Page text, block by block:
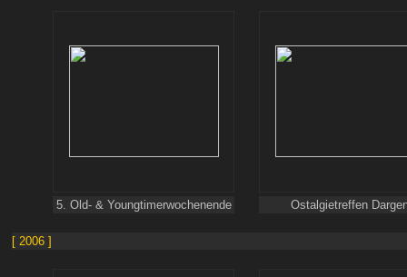
5. Old- & Youngtimerwochenende Ostalgietreffen
[ 2006 ]